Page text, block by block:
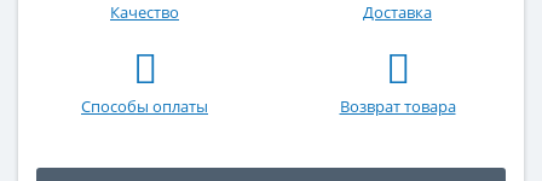
Качество Доставка
Способы оплаты Возврат товара